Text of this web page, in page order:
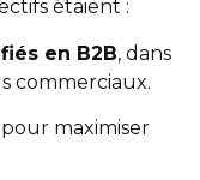
étaient :
en B2B, dans
commerciaux.
pour maximiser